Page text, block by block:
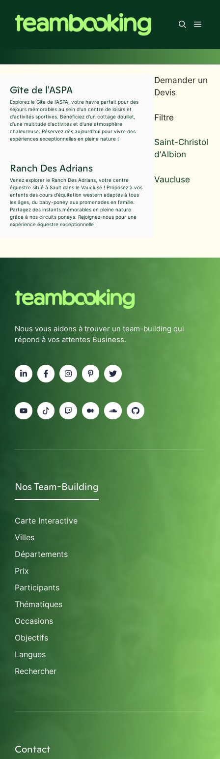
contenu
Menu
Gîte de l'ASPA
Explorez le Gîte de l'ASPA, votre havre parfait pour des
séjours mémorables au sein d'un centre de loisirs et
d'activités sportives. Bénéficiez d'un cottage douillet,
d'une multitude d'activités et d'une atmosphère
chaleureuse. Réservez dès aujourd'hui pour vivre des
expériences exceptionnelles en pleine nature !
Ranch Des Adrians
Venez explorer le Ranch Des Adrians, votre centre
équestre situé à Sault dans le Vaucluse ! Proposez à vos
enfants des cours d'équitation western adaptés à tous
les âges, du baby-poney aux promenades en famille.
Partagez des instants mémorables en pleine nature
grâce à nos circuits poneys. Rejoignez-nous pour une
expérience équestre exceptionnelle !
Demander un
Devis
Filtre
Saint-Christol
d'Albion
Vaucluse
Nous vous aidons à trouver un team-building qui
répond à vos attentes Business.
Nos Team-Building
Carte Interactive
Villes
Départements
Prix
Participants
Thématiques
Occasions
Objectifs
Langues
Rechercher
Contact